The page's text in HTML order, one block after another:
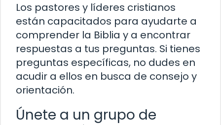
Los pastores y líderes cristianos
están capacitados para ayudarte a
comprender la Biblia y a encontrar
respuestas a tus preguntas. Si tienes
preguntas específicas, no dudes en
acudir a ellos en busca de consejo y
orientación.
Únete a un grupo de